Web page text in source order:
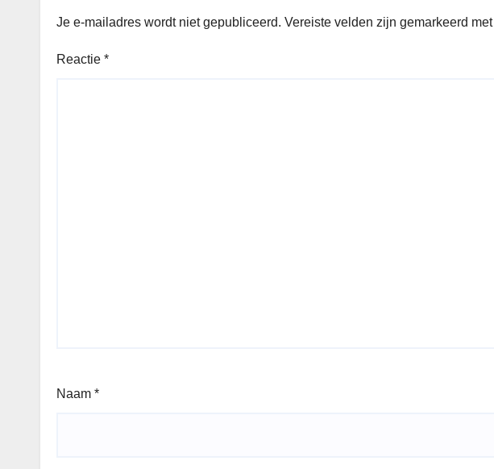
Je e-mailadres wordt niet gepubliceerd. Vereiste velden zijn gemarkeerd met
Reactie *
Naam *